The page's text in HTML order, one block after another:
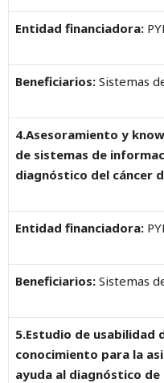
Entidad financiadora:
Beneficiarios: Sistemas
4.Asesoramiento y
de sistemas de
diagnóstico del cáncer
Entidad financiadora:
Beneficiarios: Sistemas
5.Estudio de usabilidad
conocimiento para la
ayuda al diagnóstico de